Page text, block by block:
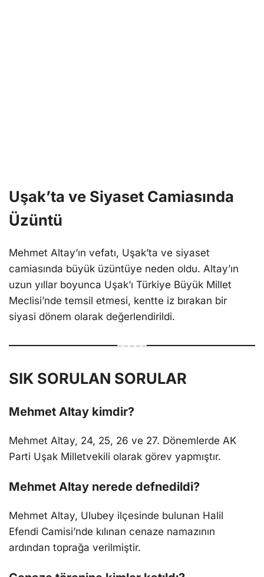
Uşak’ta ve Siyaset Camiasında
Üzüntü
Mehmet Altay’ın vefatı, Uşak’ta ve siyaset
camiasında büyük üzüntüye neden oldu. Altay’ın
uzun yıllar boyunca Uşak’ı Türkiye Büyük Millet
Meclisi’nde temsil etmesi, kentte iz bırakan bir
siyasi dönem olarak değerlendirildi.
SIK SORULAN SORULAR
Mehmet Altay kimdir?
Mehmet Altay, 24, 25, 26 ve 27. Dönemlerde AK
Parti Uşak Milletvekili olarak görev yapmıştır.
Mehmet Altay nerede defnedildi?
Mehmet Altay, Ulubey ilçesinde bulunan Halil
Efendi Camisi’nde kılınan cenaze namazının
ardından toprağa verilmiştir.